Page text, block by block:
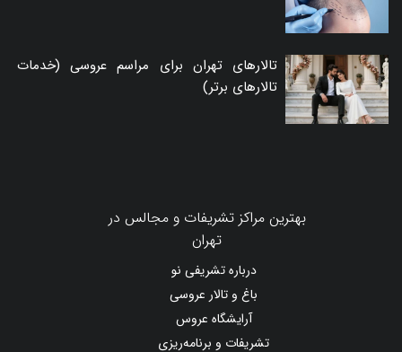
تالارهای تهران برای مراسم عروسی (خدمات
تالارهای برتر)
بهترین مراکز تشریفات و مجالس در
تهران
درباره تشریفی نو
باغ و تالار عروسی
آرایشگاه عروس
تشریفات و برنامه‌ریزی